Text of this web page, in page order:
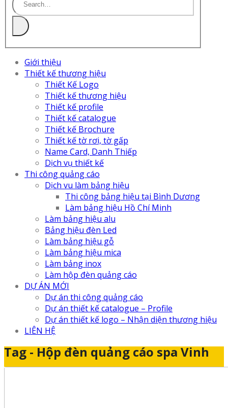
Giới thiệu
Thiết kế thương hiệu
Thiết Kế Logo
Thiết kế thương hiệu
Thiết kế profile
Thiết kế catalogue
Thiết kế Brochure
Thiết kế tờ rơi, tờ gấp
Name Card, Danh Thiếp
Dịch vụ thiết kế
Thi công quảng cáo
Dịch vu làm bảng hiệu
Thi công bảng hiệu tại Bình Dương
Làm bảng hiệu Hồ Chí Minh
Làm bảng hiệu alu
Bảng hiệu đèn Led
Làm bảng hiệu gỗ
Làm bảng hiệu mica
Làm bảng inox
Làm hộp đèn quảng cáo
DỰ ÁN MỚI
Dự án thi công quảng cáo
Dự án thiết kế catalogue – Profile
Dự án thiết kế logo – Nhận diện thương hiệu
LIÊN HỆ
Tag - Hộp đèn quảng cáo spa Vinh